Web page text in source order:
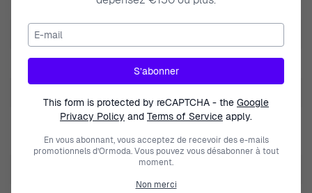
Type de produitBague
GenreFemmes
Clarté de diamant
Sertissage des pierres
Krallenfassung-Prongsetting
Coupe brillante
E-mail
S’abonner
This form is protected by reCAPTCHA - the Google
Privacy Policy and Terms of Service apply.
En vous abonnant, vous acceptez de recevoir des e-mails
promotionnels d’Ormoda. Vous pouvez vous désabonner à tout
moment.
Non merci